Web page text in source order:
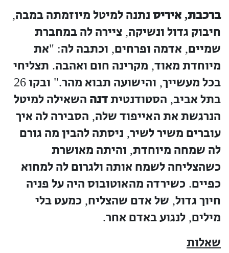
ברכבת, איריסנתנה למיטל מיוזמתה במבה,
חיבוק גדול ונשיקה, ציירה לה במחברת
שמיים, אדמה ופרחים, וכתבה לה: "את
מיוחדת מאוד, מקרינה חום ואהבה. תצליחי
בכל מעשייך, והישועה תבוא מהר." ובקו26
בתל אביב, הסטודנטיתדנה השאילה למיטל
הנרגשת את האייפוד שלה, הסבירה לה איך
עוברים משיר לשיר, ניסתה להבין מה גורם
לה שמחה מיוחדת, והיתה מאושרת
כשהצליחה לשמח אותה ולגרום לה למחוא
כפיים. כשירדה מהאוטובוס היה על פניה
חיוך גדול, של אדם שהצליח, כמעט בלי
מילים, לנגוע באדם אחר.
שאלות